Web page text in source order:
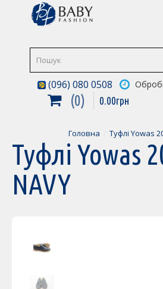
(096) 080 0508
0 0.00грн
Головна Туфлі Yowas
Туфлі Yowas
NAVY